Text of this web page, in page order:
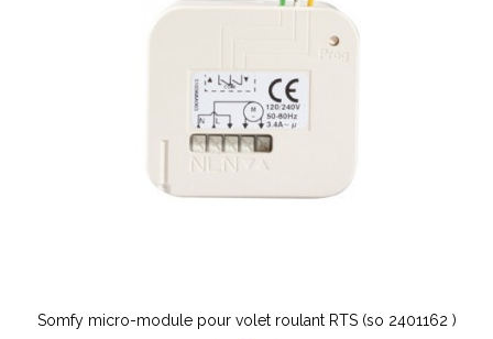
Somfy micro-module pour volet roulant RTS (so 2401162 )